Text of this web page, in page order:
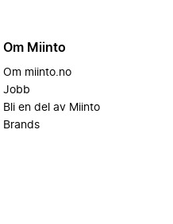
Om Miinto
Om miinto.no
Jobb
Bli en del av Miinto
Brands